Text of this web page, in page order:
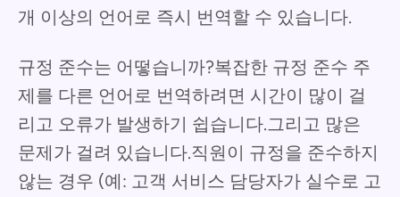
개 이상의 언어로 즉시 번역할 수 있습니다.
규정 준수는 어떻습니까?복잡한 규정 준수 주
제를 다른 언어로 번역하려면 시간이 많이 걸
리고 오류가 발생하기 쉽습니다.그리고 많은
문제가 걸려 있습니다.직원이 규정을 준수하지
않는 경우 (예: 고객 서비스 담당자가 실수로 고